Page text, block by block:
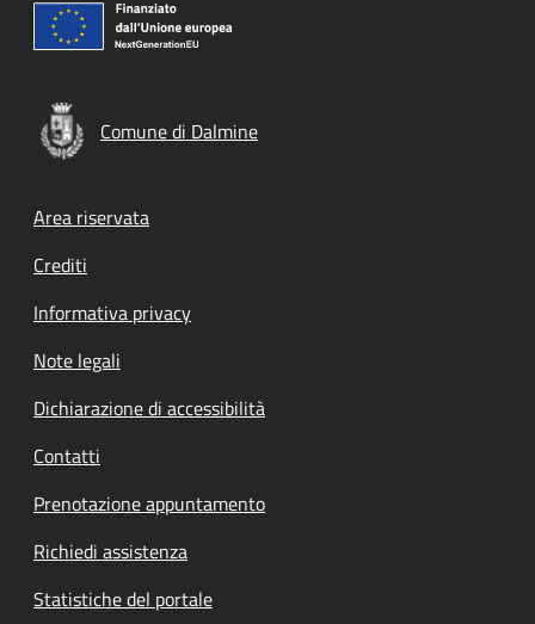
Comune di Dalmine
Footer menu
Area riservata
Crediti
Informativa privacy
Note legali
Dichiarazione di accessibilità
Contatti
Prenotazione appuntamento
Richiedi assistenza
Statistiche del portale